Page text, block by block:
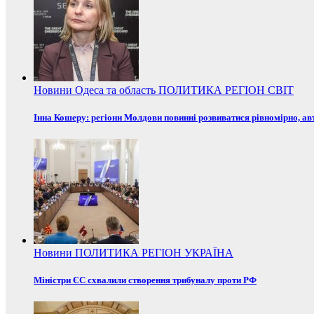
Новини Одеса та область ПОЛИТИКА РЕГІОН СВІТ
Інна Кошеру: регіони Молдови повинні розвиватися рівномірно,
Новини ПОЛИТИКА РЕГІОН УКРАЇНА
Міністри ЄС схвалили створення трибуналу проти РФ